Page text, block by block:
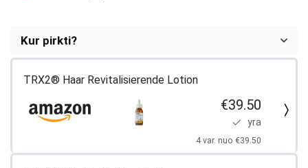
Kur pirkti?
TRX2® Haar Revitalisierende Lotion
€39.50
yra
4 var. nuo €39.50